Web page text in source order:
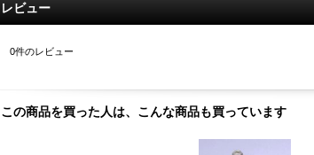
レビュー
0件のレビュー
この商品を買った人は、こんな商品も買っています